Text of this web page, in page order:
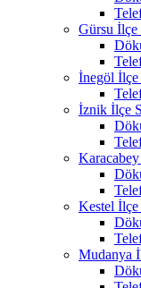
Gürsu İlçe
İnegöl İlçe
İznik İlçe
Kestel İlçe
Mudanya